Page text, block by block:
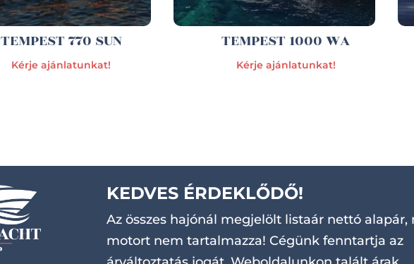
TEMPEST 770 SUN
Kérje ajánlatunkat!
TEMPEST 1000 WA
Kérje ajánlatunkat!
KEDVES ÉRDEKLŐDŐ!
Az összes hajónál megjelölt listaár nettó alapár,
motort nem tartalmazza! Cégünk fenntartja az